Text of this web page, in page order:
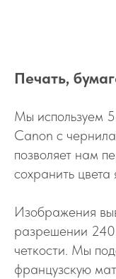
Печать,
Мы используем
Canon с
позволяет нам
сохранить
Изображения
разрешении
четкости. Мы
французскую